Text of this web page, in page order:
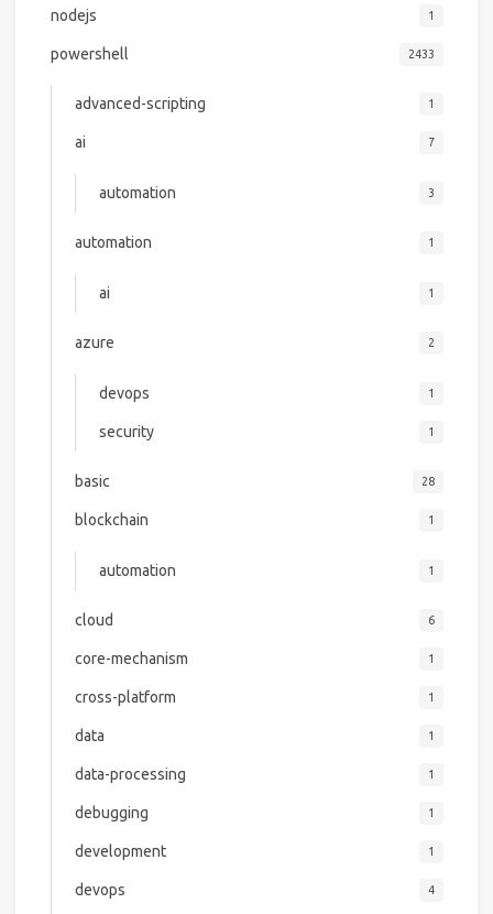
nodejs 1
powershell 2433
advanced-scripting 1
ai 7
automation 3
automation 1
ai 1
azure 2
devops 1
security 1
basic 28
blockchain 1
automation 1
cloud 6
core-mechanism 1
cross-platform 1
data 1
data-processing 1
debugging 1
development 1
devops 4